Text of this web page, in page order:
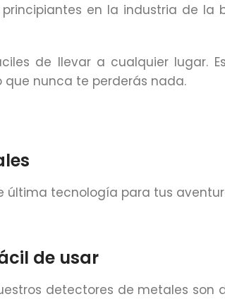
en la industria de
de llevar a cualquier lugar.
que nunca te perderás nada.
última tecnología para tus
de usar
detectores de metales son